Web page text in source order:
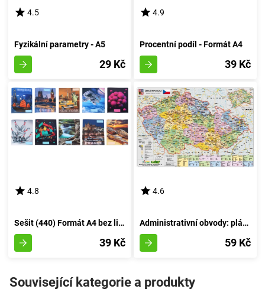
4.5
Fyzikální parametry - A5
29 Kč
4.9
Procentní podíl - Formát A4
39 Kč
4.8
Sešit (440) Formát A4 bez linky, 40 listů, 3D Kombinace
39 Kč
4.6
Administrativní obvody: plánek formátu A3
59 Kč
Související kategorie a produkty